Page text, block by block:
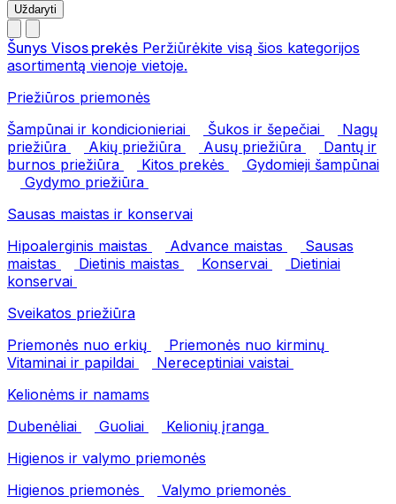
Uždaryti
Šunys Visos prekės Peržiūrėkite visą šios kategorijos
asortimentą vienoje vietoje.
Priežiūros priemonės
Šampūnai ir kondicionieriai
Šukos ir šepečiai
Nagų
priežiūra
Akių priežiūra Ausų priežiūra
Dantų ir
burnos priežiūra
Kitos prekės
Gydomieji šampūnai
Gydymo priežiūra
Sausas maistas ir konservai
Hipoalerginis maistas
Advance maistas
Sausas
maistas
Dietinis maistas Konservai
Dietiniai
konservai
Sveikatos priežiūra
Priemonės nuo erkių
Priemonės nuo kirminų
Vitaminai ir papildai
Nereceptiniai vaistai
Kelionėms ir namams
Dubenėliai
Guoliai
Kelionių įranga
Higienos ir valymo priemonės
Higienos priemonės
Valymo priemonės